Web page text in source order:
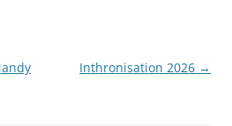
Inthronisation 2026 →